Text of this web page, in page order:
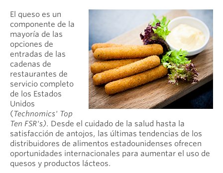
El queso es un
componente de la
mayoría de las
opciones de
entradas de las
cadenas de
restaurantes de
servicio completo
de los Estados
Unidos
(Technomics' Top
Ten FSR's). Desde el cuidado de la salud hasta la
satisfacción de antojos, las últimas tendencias de los
distribuidores de alimentos estadounidenses ofrecen
oportunidades internacionales para aumentar el uso de
quesos y productos lácteos.